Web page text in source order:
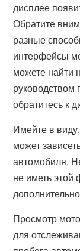
дисплее
Обратите
разные
интерфейсы
можете найти
руководством
обратитесь к
Имейте в
может
автомобиля.
не иметь этой
Просмотр
для